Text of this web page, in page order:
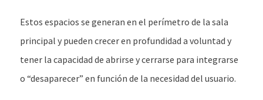
Estos espacios se generan en el perímetro de la sala
principal y pueden crecer en profundidad a voluntad y
tener la capacidad de abrirse y cerrarse para integrarse
o “desaparecer” en función de la necesidad del usuario.